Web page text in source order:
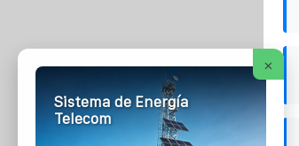
×
Sistema de Energía
Telecom